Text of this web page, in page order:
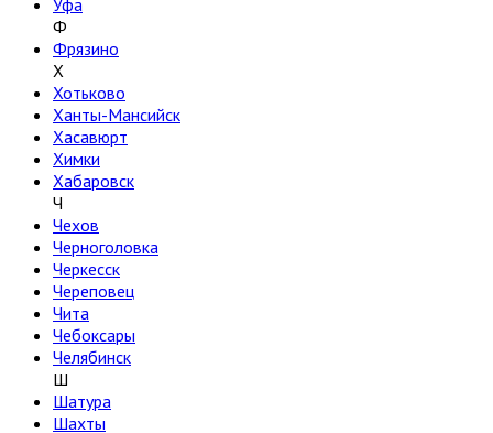
Уфа
Ф
Фрязино
Х
Хотьково
Ханты-Мансийск
Хасавюрт
Химки
Хабаровск
Ч
Чехов
Черноголовка
Черкесск
Череповец
Чита
Чебоксары
Челябинск
Ш
Шатура
Шахты